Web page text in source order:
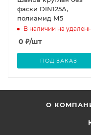
фаски DIN125А,
полиамид М5
В наличии на
0 ₽/шт
ПОД ЗАКАЗ
О